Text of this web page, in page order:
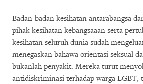
Badan-badan kesihatan antarabangsa
pihak kesihatan kebangsaaan serta
kesihatan seluruh dunia sudah
menegaskan bahawa orientasi seksual
bukanlah penyakit. Mereka turut
antidiskriminasi terhadap warga LGBT,